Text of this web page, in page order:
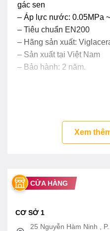
gác sen
– Áp lực nước: 0.05MPa
– Tiêu chuẩn EN200
– Hãng sản xuất:
– Sản xuất tại Việt Nam
– Bảo hành: 2 năm.
Xem
CỬA HÀNG
CƠ SỞ 1
25 Nguyễn Hàm Ninh ,